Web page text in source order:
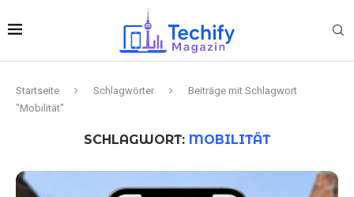
Startseite Schlagwörter
Beiträge mit Schlagwort
"Mobilität"
SCHLAGWORT: MOBILITÄT